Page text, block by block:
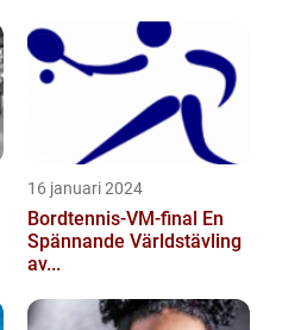
16 januari 2024
Bordtennis-VM-final En
Spännande Världstävling
av...